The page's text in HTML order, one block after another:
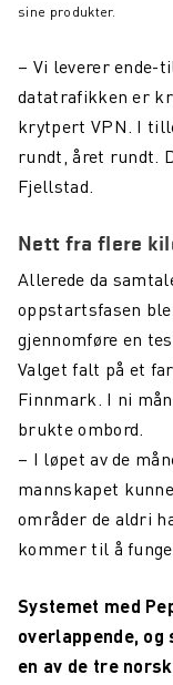
sine produkter.
– Vi leverer ende-
datatrafikken er
krytpert VPN. I
rundt, året rundt.
Fjellstad.
Nett fra flere
Allerede da
oppstartsfasen
gjennomføre en
Valget falt på et
Finnmark. I ni
brukte ombord.
– I løpet av de
mannskapet
områder de aldri
kommer til å
Systemet med
overlappende,
en av de tre